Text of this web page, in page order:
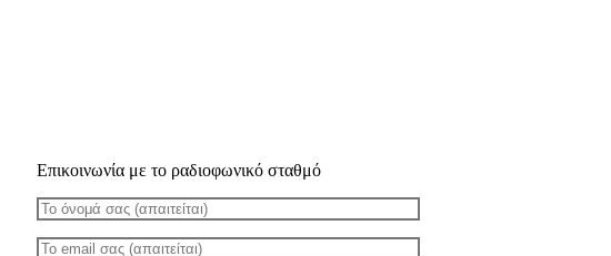
Επικοινωνία με το ραδιοφωνικό σταθμό